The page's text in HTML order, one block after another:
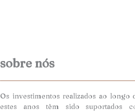
sobre nós
Os investimentos realizados ao longo
estes anos têm sido suportados